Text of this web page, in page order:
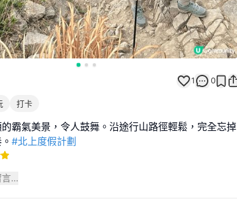
1 0
打卡
的霸氣美景，令人鼓舞。沿途行山路徑輕鬆，完全忘掉
#北上度假計劃
...